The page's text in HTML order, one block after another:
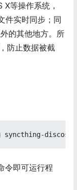
等操作系统，
件实时同步；同
的其他地方。所
防止数据被截
即可运行程